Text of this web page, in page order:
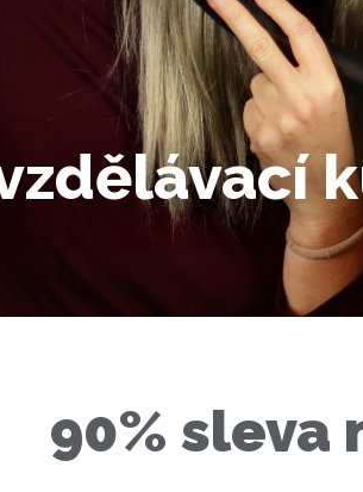
90% sleva